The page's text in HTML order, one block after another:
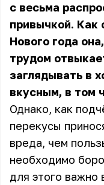
с весьма
привычкой. Как
Нового года
трудом
заглядывать в
вкусным, в том
Однако, как
перекусы
вреда, чем
необходимо
для этого важно